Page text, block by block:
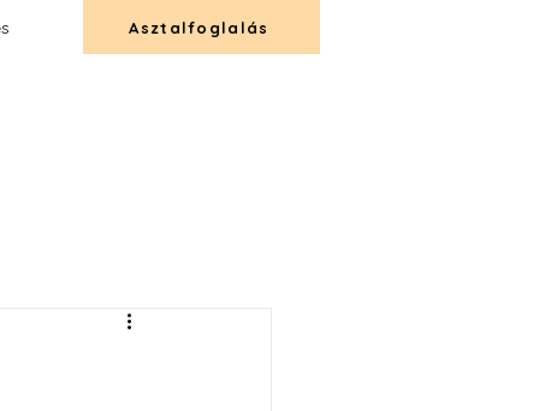
Asztalfoglalás